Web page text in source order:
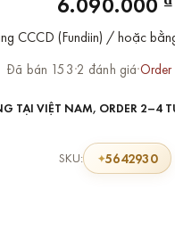
CCCD (Fundiin) / hoặc
Đã bán 153·2 đánh giá·
TẠI VIỆT NAM, ORDER 2–4
SKU: 5642930